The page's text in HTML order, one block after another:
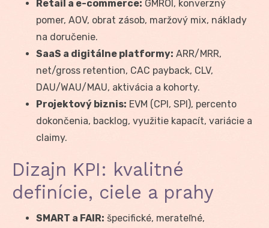
Retail a e-commerce: GMROI, konverzný
pomer, AOV, obrat zásob, maržový mix, náklady
na doručenie.
SaaS a digitálne platformy: ARR/MRR,
net/gross retention, CAC payback, CLV,
DAU/WAU/MAU, aktivácia a kohorty.
Projektový biznis: EVM (CPI, SPI), percento
dokončenia, backlog, využitie kapacít, variácie a
claimy.
Dizajn KPI: kvalitné
definície, ciele a prahy
SMART a FAIR: špecifické, merateľné,